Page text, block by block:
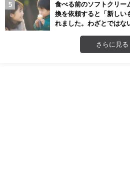
食べる前のソフトクリー
換を依頼すると「新しい
れました。わざとではな
さらに見る